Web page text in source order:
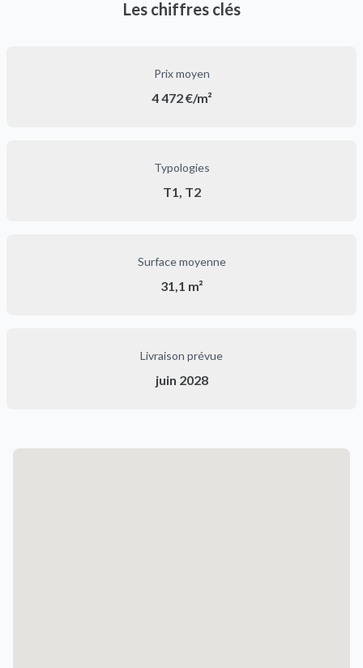
Les chiffres clés
Prix moyen
4 472 €/m²
Typologies
T1, T2
Surface moyenne
31,1 m²
Livraison prévue
juin 2028